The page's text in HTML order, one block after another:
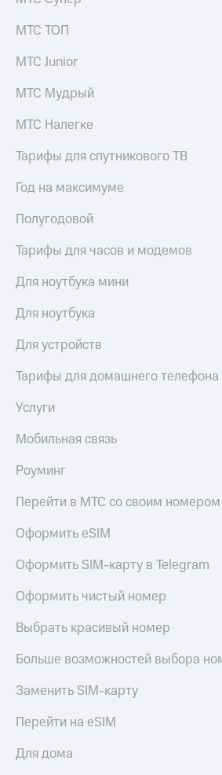
МТС ТОП
МТС Junior
МТС Мудрый
МТС Налегке
Тарифы для спутникового ТВ
Год на максимуме
Полугодовой
Тарифы для часов и модемов
Для ноутбука мини
Для ноутбука
Для устройств
Тарифы для домашнего телефона
Услуги
Мобильная связь
Роуминг
Перейти в МТС со своим номером
Оформить eSIM
Оформить SIM-карту в Telegram
Оформить чистый номер
Выбрать красивый номер
Больше возможностей выбора
Заменить SIM-карту
Перейти на eSIM
Для дома